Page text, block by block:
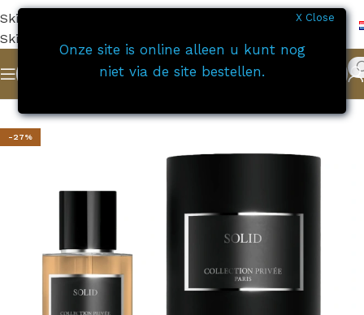
Skip to navigation
Skip to main content
Home Collection privée gazelle
-27%
X Close
Onze site is online alleen u kunt nog
niet via de site bestellen.